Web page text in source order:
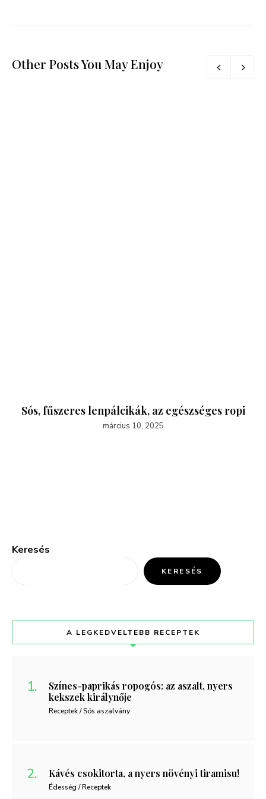
Other Posts You May Enjoy
Sós, fűszeres lenpálcikák, az egészséges ropi
március 10, 2025
Keresés
KERESÉS
A LEGKEDVELTEBB RECEPTEK
Színes-paprikás ropogós: az aszalt, nyers
kekszek királynője
Receptek / Sós aszalvány
Kávés csokitorta, a nyers növényi tiramisu!
Édesség / Receptek